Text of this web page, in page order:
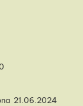
21.06.2024